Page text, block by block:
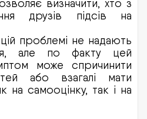
визначити, хто з
друзів підсів на
проблемі не надають
але по факту цей
може спричинити
або взагалі мати
на самооцінку, так і на